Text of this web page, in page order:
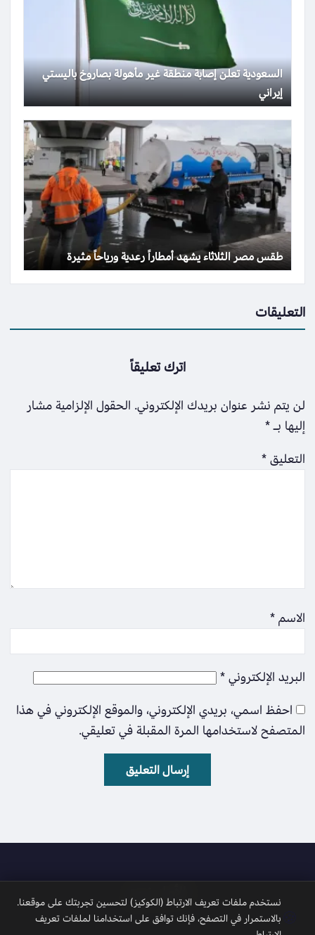
السعودية تعلن إصابة منطقة غير مأهولة بصاروخ باليستي
إيراني
طقس مصر الثلاثاء يشهد أمطاراً رعدية ورياحاً مثيرة
التعليقات
اترك تعليقاً
لن يتم نشر عنوان بريدك الإلكتروني. الحقول الإلزامية مشار
إليها بـ*
التعليق*
الاسم*
البريد الإلكتروني*
احفظ اسمي، بريدي الإلكتروني، والموقع الإلكتروني في هذا
المتصفح لاستخدامها المرة المقبلة في تعليقي.
الأمل نيوز
نستخدم ملفات تعريف الارتباط (الكوكيز) لتحسين تجربتك على موقعنا.
بالاستمرار في التصفح، فإنك توافق على استخدامنا لملفات تعريف